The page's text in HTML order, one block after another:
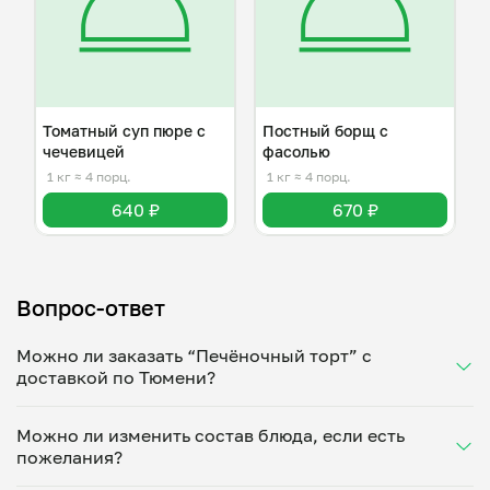
Томатный суп пюре с
чечевицей
1 кг ≈ 4 порц.
640 ₽
Постный борщ с
фасолью
1 кг ≈ 4 порц.
670 ₽
Вопрос-ответ
Можно ли заказать “Печёночный торт” с
доставкой по Тюмени?
Укажите удобное время — и получите свежее
домашнее блюдо в большой порции прямо с плиты.
Можно ли изменить состав блюда, если есть
пожелания?